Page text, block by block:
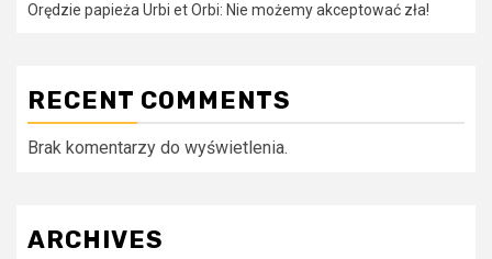
Orędzie papieża Urbi et Orbi: Nie możemy akceptować zła!
RECENT COMMENTS
Brak komentarzy do wyświetlenia.
ARCHIVES